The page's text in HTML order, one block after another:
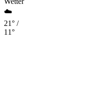
☁️
21° /
11°